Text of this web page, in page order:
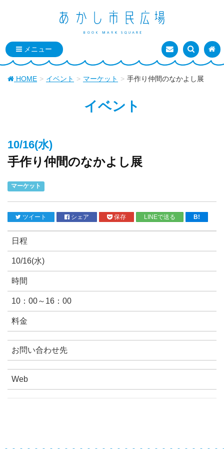
お問い合わせ
検索を表
ト
HOME イベント マーケット 手作り仲間のなかよし展
イベント
10/16(水)
手作り仲間のなかよし展
マーケット
ツイート シェア 保存 LINEで送る B!
日程
10/16(水)
時間
10：00～16：00
料金
お問い合わせ先
Web